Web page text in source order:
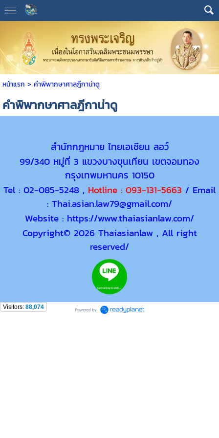
หน้าแรก > คำพิพากษาศาลฎีกาน่าดู
คำพิพากษาศาลฎีกาน่าดู
สำนักกฎหมาย ไทยเอเชียน ลอว์
99/340 หมู่ที่ 3 แขวงบางขุนเทียน เขตจอมทอง
กรุงเทพมหานคร 10150
Tel : 02-085-5248 , Hotline : 093-131-5663 / Email
: Thai.asian.law79@gmail.com/
Website : https://www.thaiasianlaw.com/
Copyright© 2026 Thaiasianlaw , All right
reserved/
Visitors: 88,074